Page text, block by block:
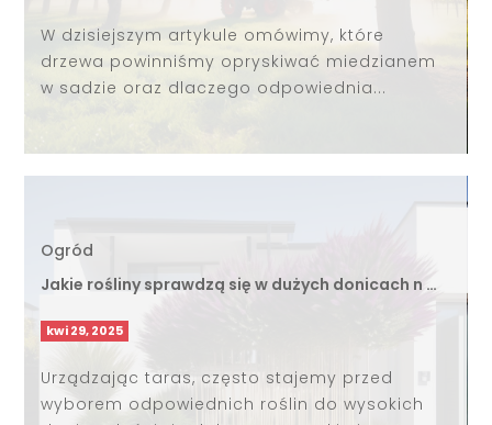
W dzisiejszym artykule omówimy, które
drzewa powinniśmy opryskiwać miedzianem
w sadzie oraz dlaczego odpowiednia...
Ogród
Jakie rośliny sprawdzą się w dużych donicach n …
kwi 29, 2025
Urządzając taras, często stajemy przed
wyborem odpowiednich roślin do wysokich